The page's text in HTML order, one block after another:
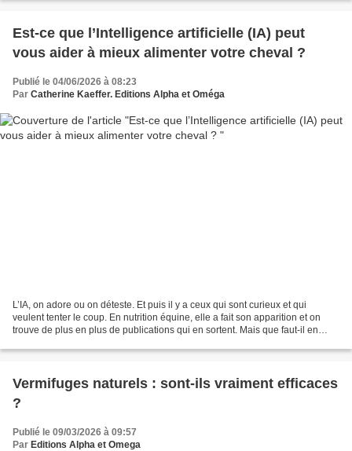
Est-ce que l’Intelligence artificielle (IA) peut
vous aider à mieux alimenter votre cheval ?
Publié le 04/06/2026 à 08:23
Par Catherine Kaeffer. Editions Alpha et Oméga
L’IA, on adore ou on déteste. Et puis il y a ceux qui sont curieux et qui
veulent tenter le coup. En nutrition équine, elle a fait son apparition et on
trouve de plus en plus de publications qui en sortent. Mais que faut-il en
Vermifuges naturels : sont-ils vraiment efficaces
?
Publié le 09/03/2026 à 09:57
Par Editions Alpha et Omega